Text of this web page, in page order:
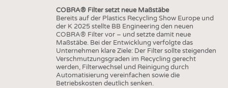
COBRA® Filter setzt neue Maßstäbe
Bereits auf der Plastics Recycling Show Europe und
der K 2025 stellte BB Engineering den neuen
COBRA® Filter vor – und setzte damit neue
Maßstäbe. Bei der Entwicklung verfolgte das
Unternehmen klare Ziele: Der Filter sollte steigenden
Verschmutzungsgraden im Recycling gerecht
werden, Filterwechsel und Reinigung durch
Automatisierung vereinfachen sowie die
Betriebskosten deutlich senken.